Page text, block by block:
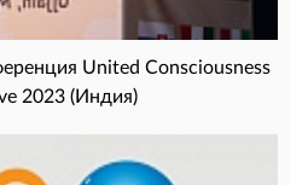
United Consciousness
2023 (Индия)